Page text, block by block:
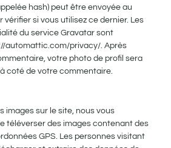
hash) peut être envoyée au
vérifier si vous utilisez ce dernier. Les
du service Gravatar sont
automattic.com/privacy/. Après
votre photo de profil sera
coté de votre commentaire.
images sur le site, nous vous
téléverser des images contenant des
GPS. Les personnes visitant